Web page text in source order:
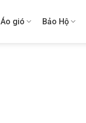
Áo gió Bảo Hộ